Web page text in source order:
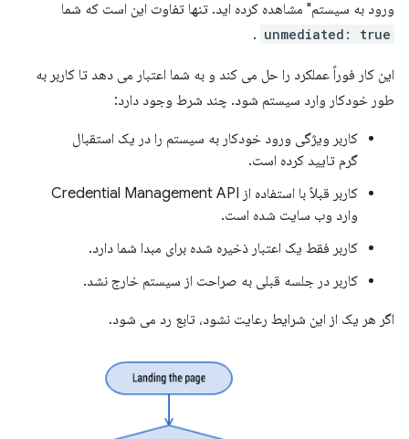
ورود به سیستم" مشاهده کرده اید. تنها تفاوت این است که شما
unmediated: true
.
این کار فوراً عملکرد را حل می کند و به شما اعتبار می دهد تا کاربر به
طور خودکار وارد سیستم شود. چند شرط وجود دارد:
کاربر ویژگی ورود خودکار به سیستم را در یک استقبال
گرم تایید کرده است.
کاربر قبلاً با استفاده از Credential Management API
وارد وب سایت شده است.
کاربر فقط یک اعتبار ذخیره شده برای مبدا شما دارد.
کاربر در جلسه قبلی به صراحت از سیستم خارج نشد.
اگر هر یک از این شرایط رعایت نشود، تابع رد می شود.